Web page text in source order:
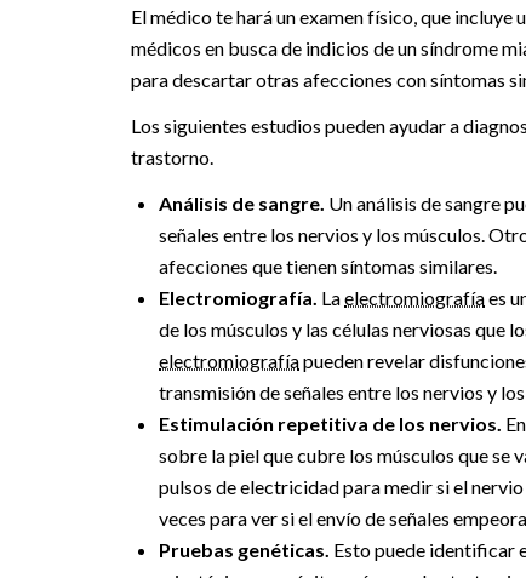
El médico te hará un examen físico, que
médicos en busca de indicios de un síndrome
para descartar otras afecciones con síntomas
Los siguientes estudios pueden ayudar a
trastorno.
Análisis de sangre. Un análisis de sangre
señales entre los nervios y los músculos.
afecciones que tienen síntomas similares.
Electromiografía. Laelectromiografíaes
de los músculos y las células nerviosas que
electromiografíapueden revelar
transmisión de señales entre los nervios y
Estimulación repetitiva de los nervios.
sobre la piel que cubre los músculos que se
pulsos de electricidad para medir si el
veces para ver si el envío de señales
Pruebas genéticas. Esto puede identificar